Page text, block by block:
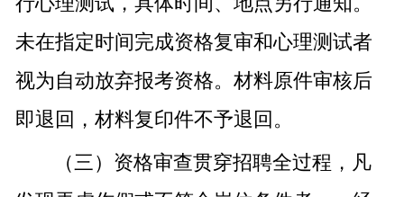
未在指定时间完成资格复审和心理测试者
视为自动放弃报考资格。材料原件审核后
即退回，材料复印件不予退回。
（三）资格审查贯穿招聘全过程，凡